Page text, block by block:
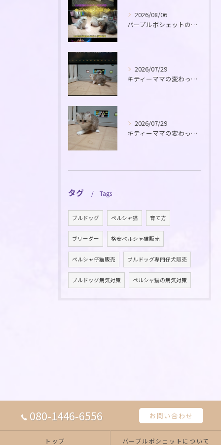
2026/08/06
パープルポシェットのメイママの可愛いペルシャ仔猫4兄姉の販売...
2026/07/29
キティーママの変わった毛色の仔猫が生れました！
2026/07/29
キティーママの変わった毛色の仔猫が生れました！
タグ Tags
ブルドッグ ペルシャ猫 育て方
ブリーダー 格安ペルシャ猫販売
ペルシャ仔猫販売 ブルドッグ専門仔犬販売
ブルドッグ病気対策 ペルシャ猫の病気対策
080-1446-6556 お問い合わせ
トップ パープルポシェットについて